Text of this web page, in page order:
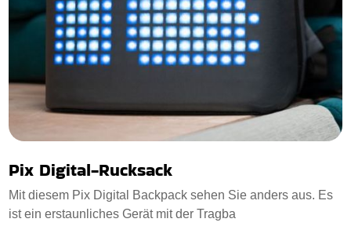
Pix Digital-Rucksack
Mit diesem Pix Digital Backpack sehen Sie anders aus. Es
ist ein erstaunliches Gerät mit der Tragba